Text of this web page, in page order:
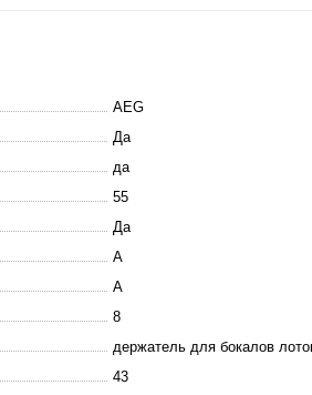
AEG
Да
да
55
Да
A
A
8
держатель для бокалов
43